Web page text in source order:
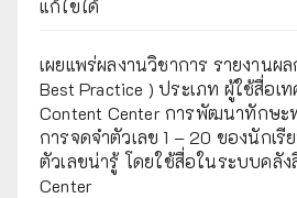
แก้ไขได้
เผยแพร่ผลงานวิชาการ รายงานผ
Best Practice ) ประเภท ผู้ใช้สื่อเ
Content Center การพัฒนาทักษ
การจดจำตัวเลข 1 – 20 ของนักเรี
ตัวเลขน่ารู้ โดยใช้สื่อในระบบคลัง
Center